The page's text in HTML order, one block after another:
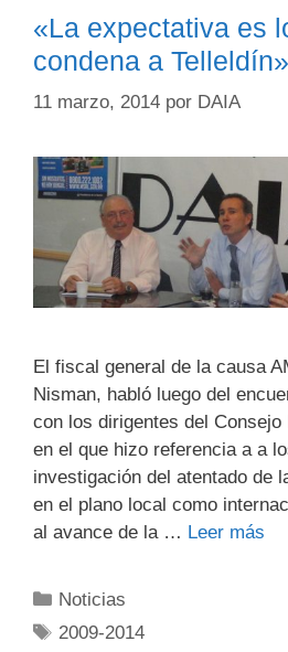
«La expectativa es
condena a Telleldín»
11 marzo, 2014 por DAIA
El fiscal general de la causa
Nisman, habló luego del
con los dirigentes del Consejo
en el que hizo referencia a a
investigación del atentado de
en el plano local como
al avance de la … Leer más
Noticias
2009-2014